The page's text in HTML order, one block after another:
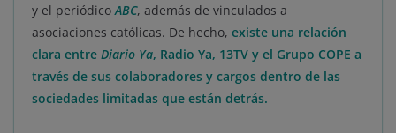
y el periódicoABC, además de vinculados a
asociaciones católicas. De hecho, existe una relación
clara entre Diario Ya, Radio Ya, 13TV y el Grupo COPE a
través de sus colaboradores y cargos dentro de las
sociedades limitadas que están detrás.